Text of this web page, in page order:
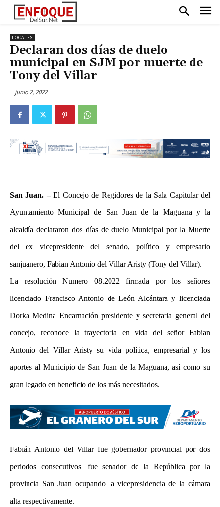
LOCALES
Declaran dos días de duelo
municipal en SJM por muerte de
Tony del Villar
junio 2, 2022
San Juan. –El Concejo de Regidores de la Sala Capitular del
Ayuntamiento Municipal de San Juan de la Maguana y la
alcaldía declararon dos días de duelo Municipal por la Muerte
del ex vicepresidente del senado, político y empresario
sanjuanero, Fabian Antonio del Villar Aristy (Tony del Villar).
La resolución Numero 08.2022 firmada por los señores
licenciado Francisco Antonio de León Alcántara y licenciada
Dorka Medina Encarnación presidente y secretaria general del
concejo, reconoce la trayectoria en vida del señor Fabian
Antonio del Villar Aristy su vida política, empresarial y los
aportes al Municipio de San Juan de la Maguana, así como su
gran legado en beneficio de los más necesitados.
Fabián Antonio del Villar fue gobernador provincial por dos
periodos consecutivos, fue senador de la República por la
provincia San Juan ocupando la vicepresidencia de la cámara
alta respectivamente.